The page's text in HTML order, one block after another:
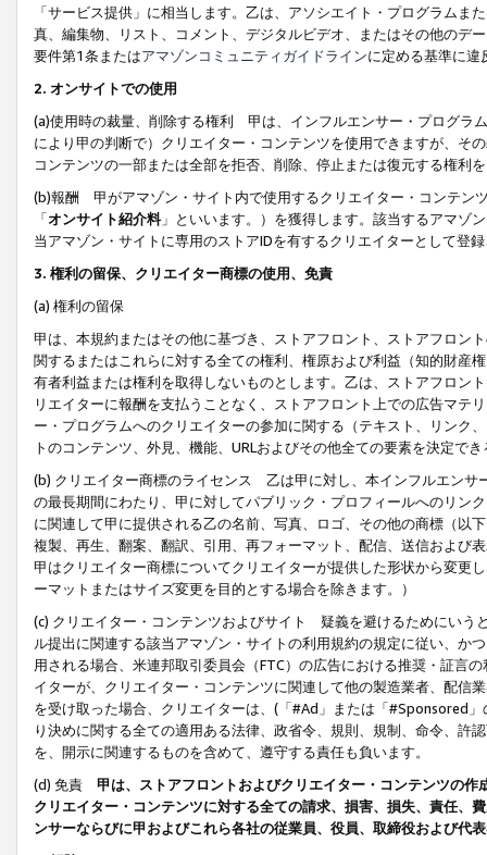
「サービス提供」に相当します。乙は、アソシエイト・プログラム
真、編集物、リスト、コメント、デジタルビデオ、またはその他のデ
要件第1条またはアマゾンコミュニティガイドラインに定める基準に違
2. オンサイトでの使用
(a)使用時の裁量、削除する権利 甲は、インフルエンサー・プログラ
により甲の判断で）クリエイター・コンテンツを使用できますが、そ
コンテンツの一部または全部を拒否、削除、停止または復元する権利
(b)報酬 甲がアマゾン・サイト内で使用するクリエイター・コンテン
「オンサイト紹介料」といいます。）を獲得します。該当するアマゾ
当アマゾン・サイトに専用のストアIDを有するクリエイターとして登
3. 権利の留保、クリエイター商標の使用、免責
(a) 権利の留保
甲は、本規約またはその他に基づき、ストアフロント、ストアフロン
関するまたはこれらに対する全ての権利、権原および利益（知的財産
有者利益または権利を取得しないものとします。乙は、ストアフロン
リエイターに報酬を支払うことなく、ストアフロント上での広告マテ
ー・プログラムへのクリエイターの参加に関する（テキスト、リンク
トのコンテンツ、外見、機能、URLおよびその他全ての要素を決定で
(b) クリエイター商標のライセンス 乙は甲に対し、本インフルエンサ
の最長期間にわたり、甲に対してパブリック・プロフィールへのリン
に関連して甲に提供される乙の名前、写真、ロゴ、その他の商標（以
複製、再生、翻案、翻訳、引用、再フォーマット、配信、送信および
甲はクリエイター商標についてクリエイターが提供した形状から変更
ーマットまたはサイズ変更を目的とする場合を除きます。）
(c) クリエイター・コンテンツおよびサイト 疑義を避けるためにいう
ル提出に関連する該当アマゾン・サイトの利用規約の規定に従い、か
用される場合、米連邦取引委員会（FTC）の広告における推奨・証言
イターが、クリエイター・コンテンツに関連して他の製造業者、配信
を受け取った場合、クリエイターは、(「#Ad」または「#Sponsored
り決めに関する全ての適用ある法律、政省令、規則、規制、命令、許
を、開示に関連するものを含めて、遵守する責任も負います。
(d) 免責 甲は、ストアフロントおよびクリエイター・コンテンツの
クリエイター・コンテンツに対する全ての請求、損害、損失、責任、
ンサーならびに甲およびこれら各社の従業員、役員、取締役および代